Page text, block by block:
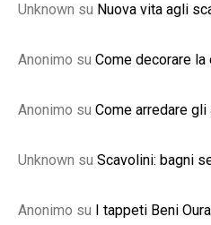
Unknown su Nuova vita agli
Anonimo su Come decorare
Anonimo su Come arredare
Unknown su Scavolini: bagni
Anonimo su I tappeti Beni